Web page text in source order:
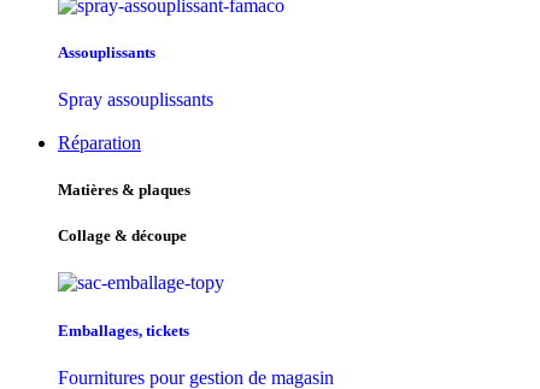
Assouplissants
Spray assouplissants
Réparation
Matières & plaques
Collage & découpe
Emballages, tickets
Fournitures pour gestion de magasin